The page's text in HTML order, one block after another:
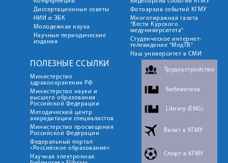
Диссертационные советы
НИИ и ЭБК
Молодежная наука
Научные периодические
издания
Фотоархив событий КГМУ
Многотиражная газета
"Вести Курского
медуниверситета"
Студенческое интернет-
телевидение "МедТВ"
Наш университет в СМИ
ПОЛЕЗНЫЕ ССЫЛКИ
Министерство
здравоохранения РФ
Министерство науки и
высшего образования
Российской Федерации
Методический центр
аккредитации специалистов
Министерство просвещения
Российской Федерации
Федеральный портал
«Российское образование»
Научная электронная
Трудоустройство
Библиотека
Library (ENG)
Визит в КГМУ
Спорт в КГМУ